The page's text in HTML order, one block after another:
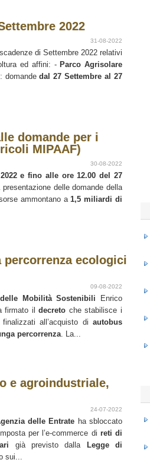
2022
31-08-2022
di Settembre 2022 relativi
ed affini: - Parco Agrisolare
domandedal 27 Settembre al 27
domande per i
MIPAAF)
30-08-2022
e fino alle ore 12.00 del 27
delle domande della
ammontano a1,5 miliardi di
ecologici
09-08-2022
Mobilità Sostenibili Enrico
firmato ildecreto che stabilisce i
all’acquisto di autobus
percorrenza. La...
e agroindustriale,
24-07-2022
delle Entrate ha sbloccato
per l’e-commerce di reti di
già previsto dalla
Legge di
sui...